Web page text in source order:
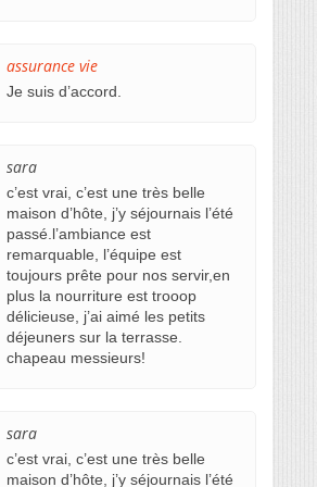
assurance vie
Je suis d’accord.
sara
c’est vrai, c’est une très belle
maison d’hôte, j’y séjournais l’été
passé.l’ambiance est
remarquable, l’équipe est
toujours prête pour nos servir,en
plus la nourriture est trooop
délicieuse, j’ai aimé les petits
déjeuners sur la terrasse.
chapeau messieurs!
sara
c’est vrai, c’est une très belle
maison d’hôte, j’y séjournais l’été